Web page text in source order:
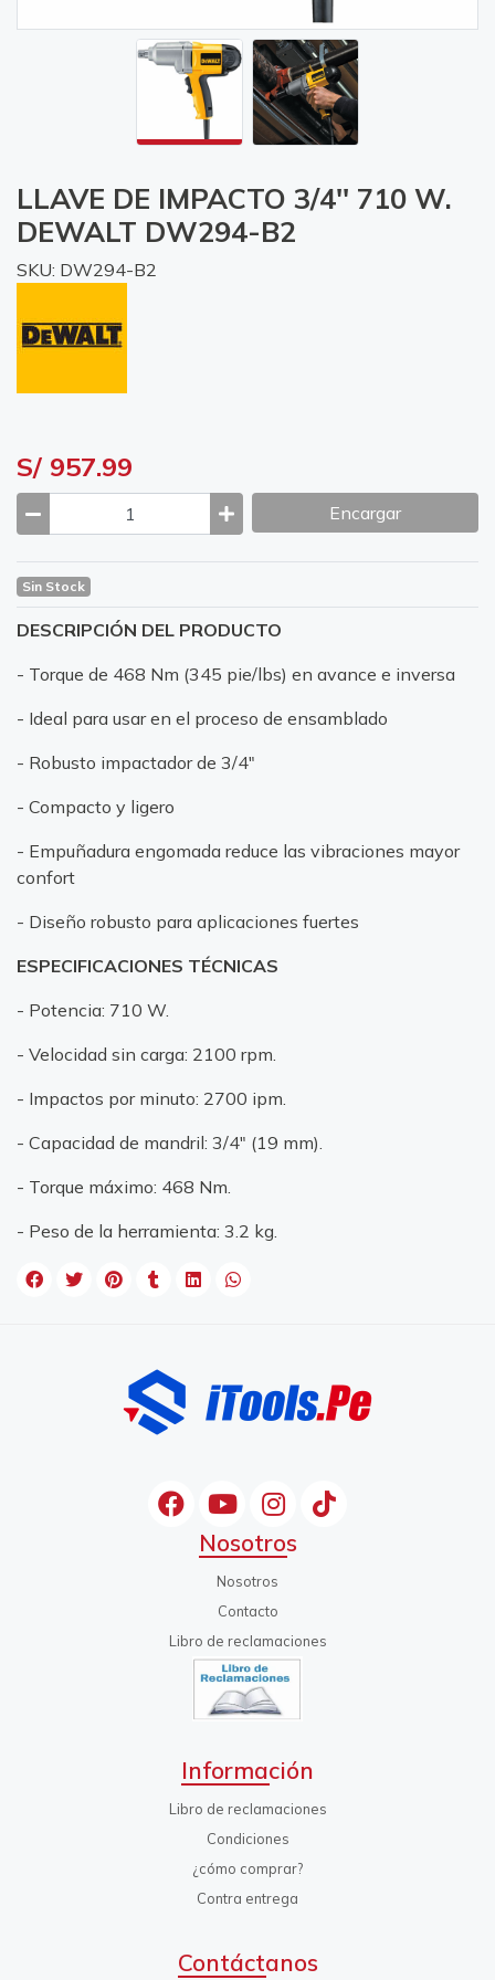
LLAVE DE IMPACTO 3/4'' 710 W.
DEWALT DW294-B2
SKU: DW294-B2
S/ 957.99
Encargar
Sin Stock
DESCRIPCIÓN DEL PRODUCTO
- Torque de 468 Nm (345 pie/lbs) en avance e inversa
- Ideal para usar en el proceso de ensamblado
- Robusto impactador de 3/4"
- Compacto y ligero
- Empuñadura engomada reduce las vibraciones mayor
confort
- Diseño robusto para aplicaciones fuertes
ESPECIFICACIONES TÉCNICAS
- Potencia: 710 W.
- Velocidad sin carga: 2100 rpm.
- Impactos por minuto: 2700 ipm.
- Capacidad de mandril: 3/4" (19 mm).
- Torque máximo: 468 Nm.
- Peso de la herramienta: 3.2 kg.
Nosotros
Nosotros
Contacto
Libro de reclamaciones
Información
Libro de reclamaciones
Condiciones
¿cómo comprar?
Contra entrega
Contáctanos